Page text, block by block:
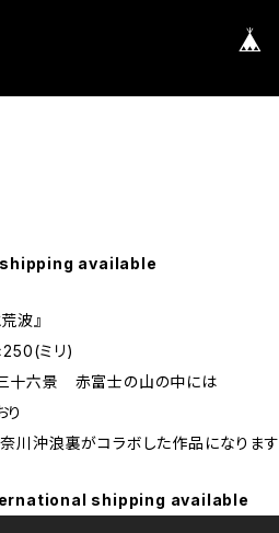
available
波』
ミリ)
十六景 赤富士の山の中には
り
川沖浪裏がコラボした作品になります
shipping available